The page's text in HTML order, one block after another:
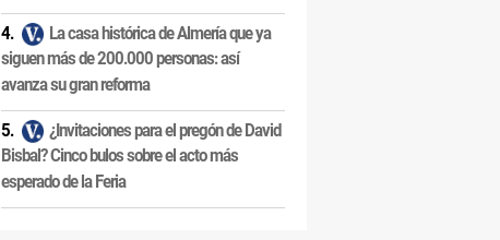
La casa histórica de Almería que ya
siguen más de 200.000 personas: así
avanza su gran reforma
¿Invitaciones para el pregón de David
Bisbal? Cinco bulos sobre el acto más
esperado de la Feria